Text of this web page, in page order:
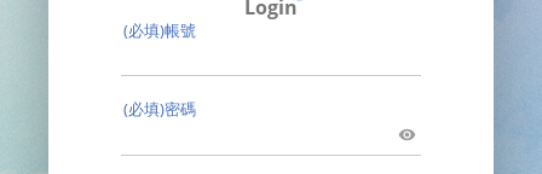
Login
(必填)帳號
(必填)密碼